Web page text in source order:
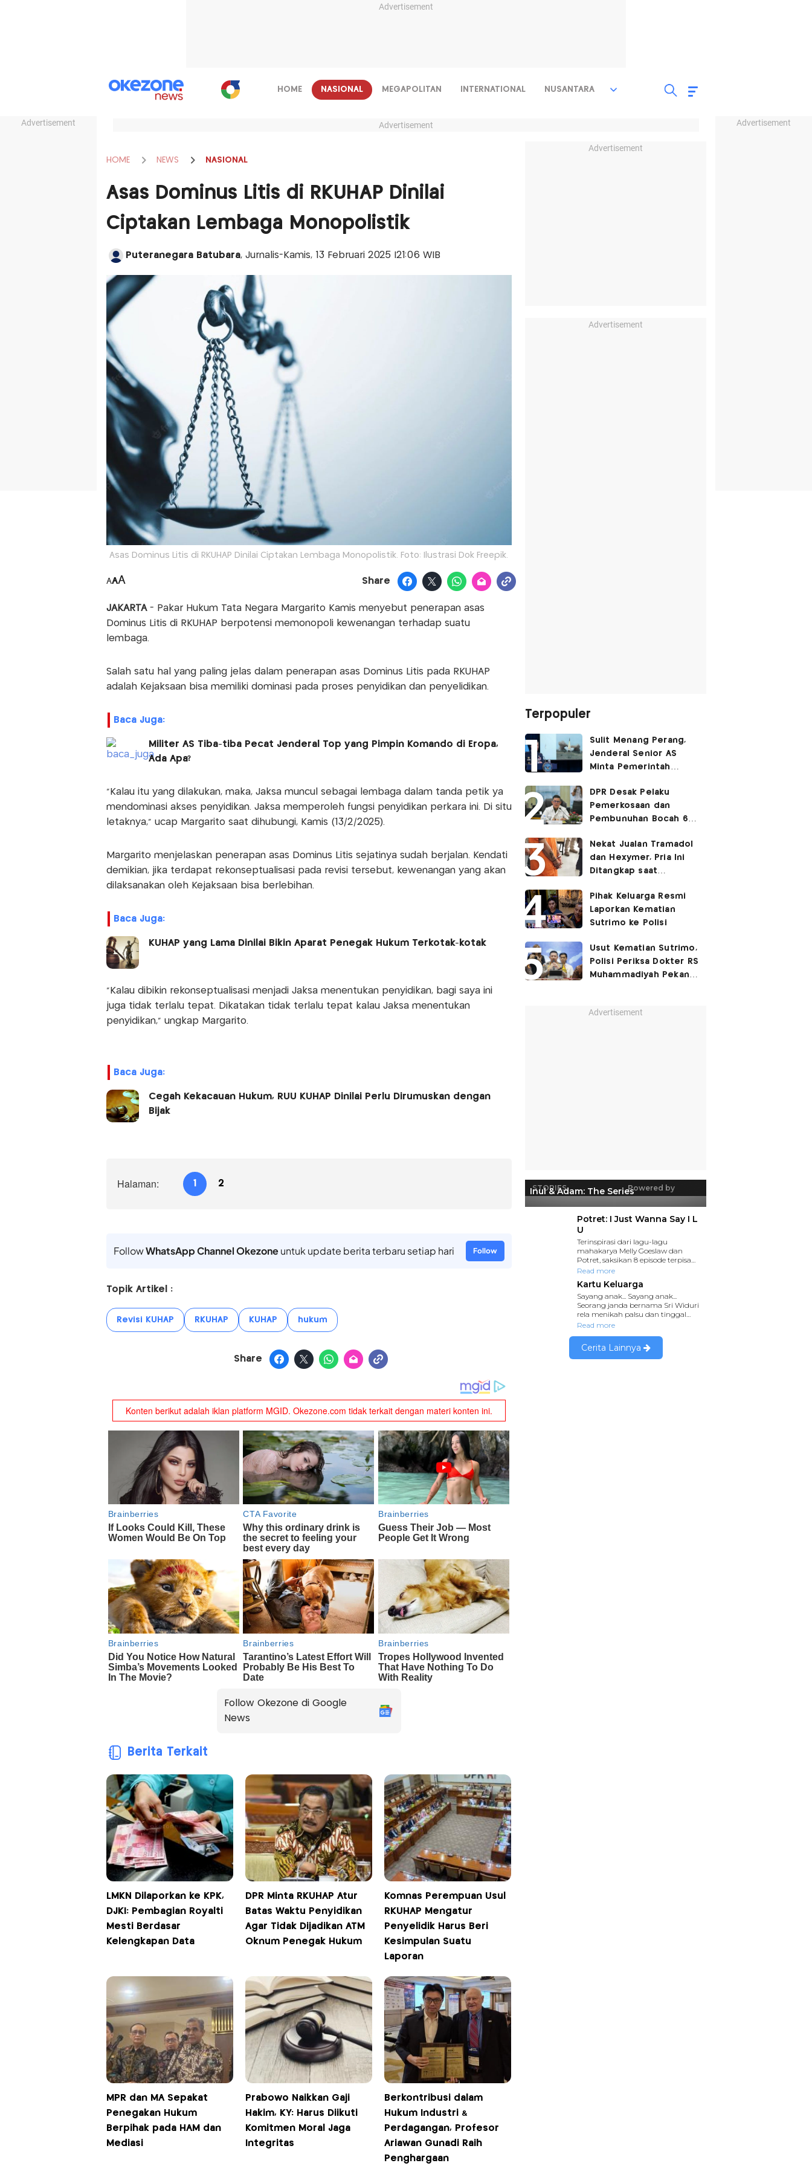
Advertisement
Advertisement Advertisement
HOME NASIONAL MEGAPOLITAN INTERNATIONAL NUSANTARA
Advertisement
HOME NEWS NASIONAL
Asas Dominus Litis di RKUHAP Dinilai
Ciptakan Lembaga Monopolistik
Puteranegara Batubara, Jurnalis-Kamis, 13 Februari 2025 |21:06 WIB
Asas Dominus Litis di RKUHAP Dinilai Ciptakan Lembaga Monopolistik. Foto: Ilustrasi Dok Freepik.
AAA Share
JAKARTA- Pakar Hukum Tata Negara Margarito Kamis menyebut penerapan asas
Dominus Litis di RKUHAP berpotensi memonopoli kewenangan terhadap suatu
lembaga.
Salah satu hal yang paling jelas dalam penerapan asas Dominus Litis pada RKUHAP
adalah Kejaksaan bisa memiliki dominasi pada proses penyidikan dan penyelidikan.
Baca Juga:
Militer AS Tiba-tiba Pecat Jenderal Top yang Pimpin Komando di Eropa,
Ada Apa?
"Kalau itu yang dilakukan, maka, Jaksa muncul sebagai lembaga dalam tanda petik ya
mendominasi akses penyidikan. Jaksa memperoleh fungsi penyidikan perkara ini. Di situ
letaknya," ucap Margarito saat dihubungi, Kamis (13/2/2025).
Margarito menjelaskan penerapan asas Dominus Litis sejatinya sudah berjalan. Kendati
demikian, jika terdapat rekonseptualisasi pada revisi tersebut, kewenangan yang akan
dilaksanakan oleh Kejaksaan bisa berlebihan.
Baca Juga:
KUHAP yang Lama Dinilai Bikin Aparat Penegak Hukum Terkotak-kotak
"Kalau dibikin rekonseptualisasi menjadi Jaksa menentukan penyidikan, bagi saya ini
juga tidak terlalu tepat. Dikatakan tidak terlalu tepat kalau Jaksa menentukan
penyidikan," ungkap Margarito.
Baca Juga:
Cegah Kekacauan Hukum, RUU KUHAP Dinilai Perlu Dirumuskan dengan
Bijak
Halaman: 1 2
FollowWhatsApp Channel Okezoneuntuk update berita terbaru setiap hari Follow
Topik Artikel :
Revisi KUHAP RKUHAP KUHAP hukum
Share
Follow Okezone di Google
News
Berita Terkait
LMKN Dilaporkan ke KPK,
DJKI: Pembagian Royalti
Mesti Berdasar
Kelengkapan Data
DPR Minta RKUHAP Atur
Batas Waktu Penyidikan
Agar Tidak Dijadikan ATM
Oknum Penegak Hukum
Komnas Perempuan Usul
RKUHAP Mengatur
Penyelidik Harus Beri
Kesimpulan Suatu
Laporan
MPR dan MA Sepakat
Penegakan Hukum
Berpihak pada HAM dan
Mediasi
Prabowo Naikkan Gaji
Hakim, KY: Harus Diikuti
Komitmen Moral Jaga
Integritas
Berkontribusi dalam
Hukum Industri &
Perdagangan, Profesor
Ariawan Gunadi Raih
Penghargaan
Advertisement
Advertisement
Terpopuler
Sulit Menang Perang,
Jenderal Senior AS
Minta Pemerintah
Lawan Iran
DPR Desak Pelaku
Pemerkosaan dan
Pembunuhan Bocah 6
Dihukum Seumur Hidup
Nekat Jualan Tramadol
dan Hexymer, Pria Ini
Ditangkap saat
Pihak Keluarga Resmi
Laporkan Kematian
Sutrimo ke Polisi
Usut Kematian Sutrimo,
Polisi Periksa Dokter RS
Muhammadiyah Pekan
Advertisement